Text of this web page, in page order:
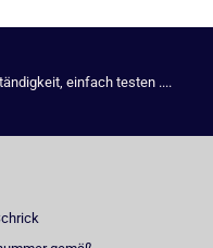
einfach testen ....